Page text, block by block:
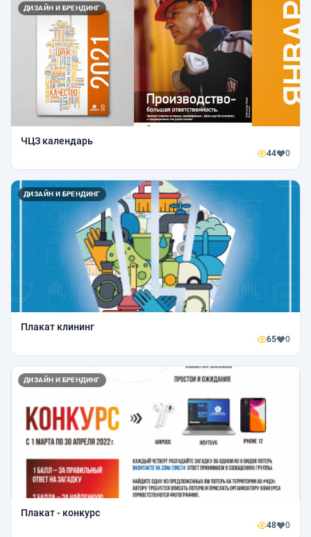
ДИЗАЙН И БРЕНДИНГ
ЧЦЗ календарь
44 0
ДИЗАЙН И БРЕНДИНГ
Плакат клининг
65 0
ДИЗАЙН И БРЕНДИНГ
Плакат - конкурс
48 0